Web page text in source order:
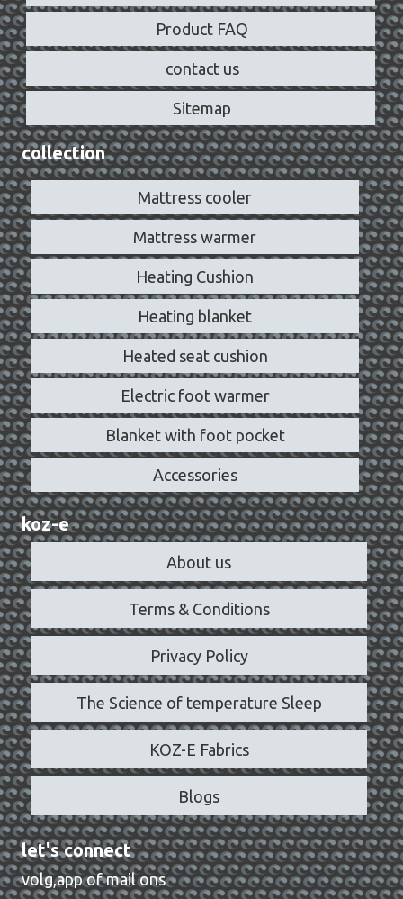
Product FAQ
contact us
Sitemap
collection
Mattress cooler
Mattress warmer
Heating Cushion
Heating blanket
Heated seat cushion
Electric foot warmer
Blanket with foot pocket
Accessories
koz-e
About us
Terms & Conditions
Privacy Policy
The Science of temperature Sleep
KOZ-E Fabrics
Blogs
let's connect
volg,app of mail ons